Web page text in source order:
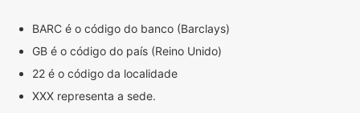
BARC é o código do banco (Barclays)
GB é o código do país (Reino Unido)
22 é o código da localidade
XXX representa a sede.